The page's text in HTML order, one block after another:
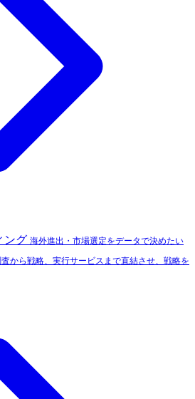
ング 海外進出・市場選定をデータで決めたい
から戦略、実行サービスまで直結させ、戦略を